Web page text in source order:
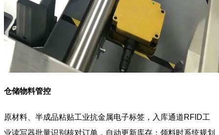
仓储物料管控
原材料、半成品粘贴工业抗金属电子标签，入库通道RFID工
业读写器批量识别核对订单，自动更新库存；领料时系统规划